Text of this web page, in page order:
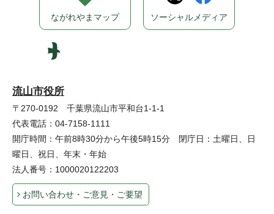
流山市役所
〒270-0192 千葉県流山市平和台1-1-1
代表電話：04-7158-1111
開庁時間：午前8時30分から午後5時15分 閉庁日：土曜日、日
曜日、祝日、年末・年始
法人番号：1000020122203
お問い合わせ・ご意見・ご要望
ながれやまマップ ソーシャルメディア